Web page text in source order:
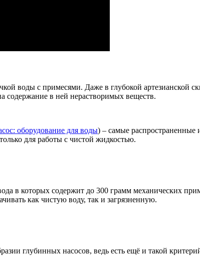
воды с примесями. Даже в глубокой артезианской
содержание в ней нерастворимых веществ.
оборудование для воды) – самые распространенные
для работы с чистой жидкостью.
в которых содержит до 300 грамм механических
как чистую воду, так и загрязненную.
глубинных насосов, ведь есть ещё и такой